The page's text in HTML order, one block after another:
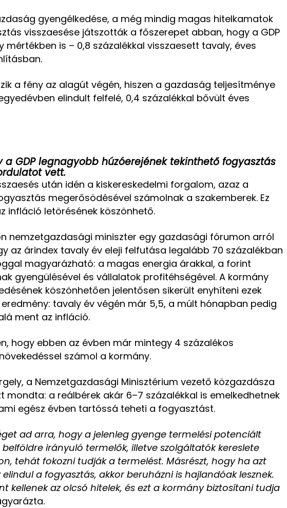
gyengélkedése, a még mindig magas hitelkamatok
visszaesése játszották a főszerepet abban, hogy a GDP
mértékben is – 0,8 százalékkal visszaesett tavaly, éves
a fény az alagút végén, hiszen a gazdaság teljesítménye
elindult felfelé, 0,4 százalékkal bővült éves
a GDP legnagyobb húzóerejének tekinthető fogyasztás
vett.
után idén a kiskereskedelmi forgalom, azaz a
megerősödésével számolnak a szakemberek. Ez
infláció letörésének köszönhető.
nemzetgazdasági miniszter egy gazdasági fórumon arról
az árindex tavaly év eleji felfutása legalább 70 százalékban
magyarázható: a magas energia árakkal, a forint
gyengülésével és vállalatok profitéhségével. A kormány
köszönhetően jelentősen sikerült enyhíteni ezek
tavaly év végén már 5,5, a múlt hónapban pedig
ment az infláció.
hogy ebben az évben már mintegy 4 százalékos
számol a kormány.
a Nemzetgazdasági Minisztérium vezető közgazdásza
mondta: a reálbérek akár 6–7 százalékkal is emelkedhetnek
egész évben tartóssá teheti a fogyasztást.
ad arra, hogy a jelenleg gyenge termelési potenciált
belföldre irányuló termelők, illetve szolgáltatók kereslete
tehát fokozni tudják a termelést. Másrészt, hogy ha azt
a fogyasztás, akkor beruházni is hajlandóak lesznek.
kellenek az olcsó hitelek, és ezt a kormány biztosítani tudja